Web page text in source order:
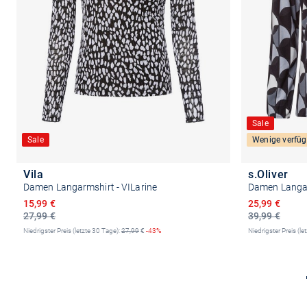
Sale
Vila
Damen Langarmshirt - VILarine
27,99 €
Ermäßigter Preis
15,99 €
Niedrigster Preis (letzte 30 Tage):27,99€ -43%
Sale
Wenige
s.Oliver
Damen
39,99 €
Ermäßigter
25,99 €
Niedrigster Preis